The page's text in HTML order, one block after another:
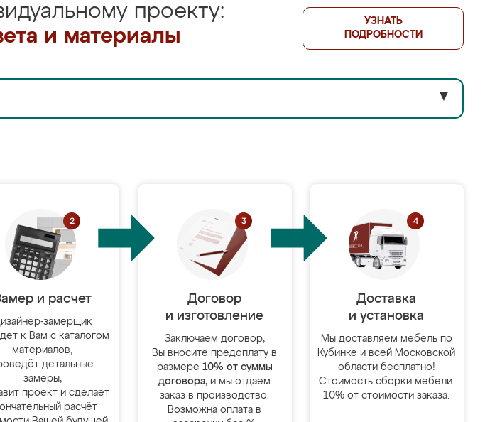
проекту:
и материалы
УЗНАТЬ
ПОДРОБНОСТИ
▼
и расчет
замерщик
к Вам с каталогом
материалов,
детальные
замеры,
проект и сделает
расчёт
Договор
и изготовление
Заключаем договор,
Вы вносите предоплату в
размере 10% от суммы
договора, и мы отдаём
заказ в производство.
Возможна оплата в
Доставка
и установка
Мы доставляем мебель по
Кубинке и всей Московской
области бесплатно!
Стоимость сборки мебели:
10% от стоимости заказа.